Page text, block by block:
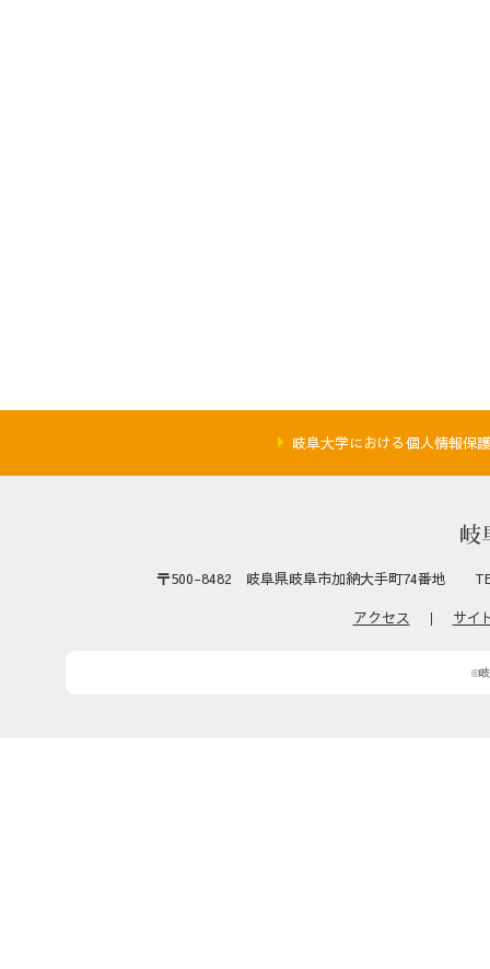
岐阜大学における個人情報保
〒500-8482 岐阜県岐阜市加納大手町74番地
アクセス ｜ サイ
©